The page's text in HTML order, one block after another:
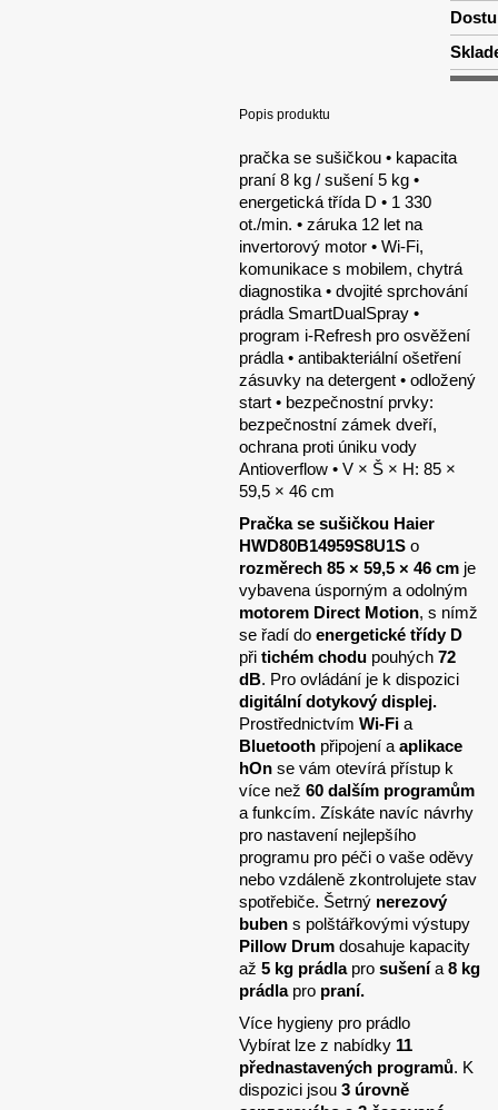
Popis produktu
pračka se sušičkou • kapacita
praní 8 kg / sušení 5 kg •
energetická třída D • 1 330
ot./min. • záruka 12 let na
invertorový motor • Wi-Fi,
komunikace s mobilem, chytrá
diagnostika • dvojité sprchování
prádla SmartDualSpray •
program i-Refresh pro osvěžení
prádla • antibakteriální ošetření
zásuvky na detergent • odložený
start • bezpečnostní prvky:
bezpečnostní zámek dveří,
ochrana proti úniku vody
Antioverflow • V × Š × H: 85 ×
59,5 × 46 cm
Pračka se sušičkou Haier
HWD80B14959S8U1S o
rozměrech 85 × 59,5 × 46 cm je
vybavena úsporným a odolným
motorem Direct Motion, s nímž
se řadí do energetické třídy D
při tichém chodu pouhých 72
dB. Pro ovládání je k dispozici
digitální dotykový displej.
Prostřednictvím Wi-Fi a
Bluetooth připojení a aplikace
hOn se vám otevírá přístup k
více než 60 dalším programům
a funkcím. Získáte navíc návrhy
pro nastavení nejlepšího
programu pro péči o vaše oděvy
nebo vzdáleně zkontrolujete stav
spotřebiče. Šetrný nerezový
buben s polštářkovými výstupy
Pillow Drum dosahuje kapacity
až 5 kg prádlapro sušenía 8 kg
prádlapro praní.
Více hygieny pro prádlo
Vybírat lze z nabídky 11
přednastavených programů. K
dispozici jsou 3 úrovně